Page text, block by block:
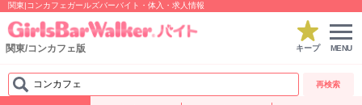
関東|コンカフェガールズバーバイト・体入・求人情報
関東/コンカフェ版 キープ MENU
コンカフェ 再検索